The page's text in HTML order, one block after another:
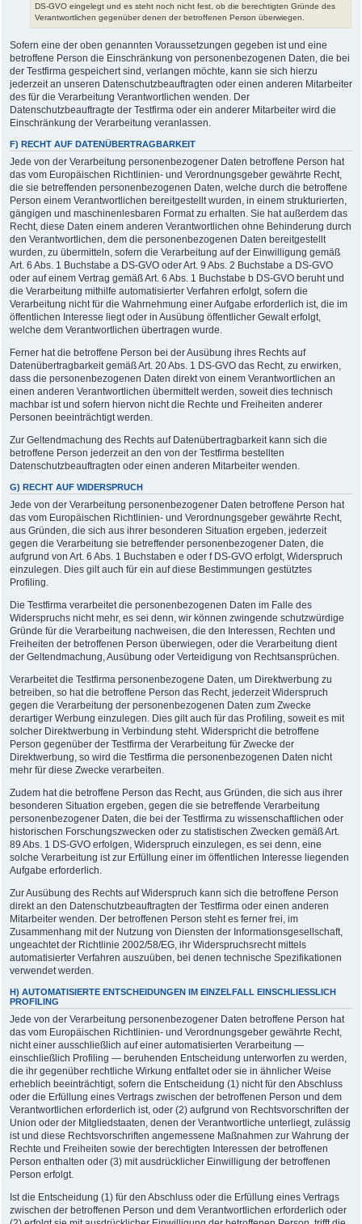
DS-GVO eingelegt und es steht noch nicht fest, ob die berechtigten Gründe des
Verantwortlichen gegenüber denen der betroffenen Person überwiegen.
Sofern eine der oben genannten Voraussetzungen gegeben ist und eine
betroffene Person die Einschränkung von personenbezogenen Daten, die bei
der Testfirma gespeichert sind, verlangen möchte, kann sie sich hierzu
jederzeit an unseren Datenschutzbeauftragten oder einen anderen Mitarbeiter
des für die Verarbeitung Verantwortlichen wenden. Der
Datenschutzbeauftragte der Testfirma oder ein anderer Mitarbeiter wird die
Einschränkung der Verarbeitung veranlassen.
F) RECHT AUF DATENÜBERTRAGBARKEIT
Jede von der Verarbeitung personenbezogener Daten betroffene Person hat
das vom Europäischen Richtlinien- und Verordnungsgeber gewährte Recht,
die sie betreffenden personenbezogenen Daten, welche durch die betroffene
Person einem Verantwortlichen bereitgestellt wurden, in einem strukturierten,
gängigen und maschinenlesbaren Format zu erhalten. Sie hat außerdem das
Recht, diese Daten einem anderen Verantwortlichen ohne Behinderung durch
den Verantwortlichen, dem die personenbezogenen Daten bereitgestellt
wurden, zu übermitteln, sofern die Verarbeitung auf der Einwilligung gemäß
Art. 6 Abs. 1 Buchstabe a DS-GVO oder Art. 9 Abs. 2 Buchstabe a DS-GVO
oder auf einem Vertrag gemäß Art. 6 Abs. 1 Buchstabe b DS-GVO beruht und
die Verarbeitung mithilfe automatisierter Verfahren erfolgt, sofern die
Verarbeitung nicht für die Wahrnehmung einer Aufgabe erforderlich ist, die im
öffentlichen Interesse liegt oder in Ausübung öffentlicher Gewalt erfolgt,
welche dem Verantwortlichen übertragen wurde.
Ferner hat die betroffene Person bei der Ausübung ihres Rechts auf
Datenübertragbarkeit gemäß Art. 20 Abs. 1 DS-GVO das Recht, zu erwirken,
dass die personenbezogenen Daten direkt von einem Verantwortlichen an
einen anderen Verantwortlichen übermittelt werden, soweit dies technisch
machbar ist und sofern hiervon nicht die Rechte und Freiheiten anderer
Personen beeinträchtigt werden.
Zur Geltendmachung des Rechts auf Datenübertragbarkeit kann sich die
betroffene Person jederzeit an den von der Testfirma bestellten
Datenschutzbeauftragten oder einen anderen Mitarbeiter wenden.
G) RECHT AUF WIDERSPRUCH
Jede von der Verarbeitung personenbezogener Daten betroffene Person hat
das vom Europäischen Richtlinien- und Verordnungsgeber gewährte Recht,
aus Gründen, die sich aus ihrer besonderen Situation ergeben, jederzeit
gegen die Verarbeitung sie betreffender personenbezogener Daten, die
aufgrund von Art. 6 Abs. 1 Buchstaben e oder f DS-GVO erfolgt, Widerspruch
einzulegen. Dies gilt auch für ein auf diese Bestimmungen gestütztes
Profiling.
Die Testfirma verarbeitet die personenbezogenen Daten im Falle des
Widerspruchs nicht mehr, es sei denn, wir können zwingende schutzwürdige
Gründe für die Verarbeitung nachweisen, die den Interessen, Rechten und
Freiheiten der betroffenen Person überwiegen, oder die Verarbeitung dient
der Geltendmachung, Ausübung oder Verteidigung von Rechtsansprüchen.
Verarbeitet die Testfirma personenbezogene Daten, um Direktwerbung zu
betreiben, so hat die betroffene Person das Recht, jederzeit Widerspruch
gegen die Verarbeitung der personenbezogenen Daten zum Zwecke
derartiger Werbung einzulegen. Dies gilt auch für das Profiling, soweit es mit
solcher Direktwerbung in Verbindung steht. Widerspricht die betroffene
Person gegenüber der Testfirma der Verarbeitung für Zwecke der
Direktwerbung, so wird die Testfirma die personenbezogenen Daten nicht
mehr für diese Zwecke verarbeiten.
Zudem hat die betroffene Person das Recht, aus Gründen, die sich aus ihrer
besonderen Situation ergeben, gegen die sie betreffende Verarbeitung
personenbezogener Daten, die bei der Testfirma zu wissenschaftlichen oder
historischen Forschungszwecken oder zu statistischen Zwecken gemäß Art.
89 Abs. 1 DS-GVO erfolgen, Widerspruch einzulegen, es sei denn, eine
solche Verarbeitung ist zur Erfüllung einer im öffentlichen Interesse liegenden
Aufgabe erforderlich.
Zur Ausübung des Rechts auf Widerspruch kann sich die betroffene Person
direkt an den Datenschutzbeauftragten der Testfirma oder einen anderen
Mitarbeiter wenden. Der betroffenen Person steht es ferner frei, im
Zusammenhang mit der Nutzung von Diensten der Informationsgesellschaft,
ungeachtet der Richtlinie 2002/58/EG, ihr Widerspruchsrecht mittels
automatisierter Verfahren auszuüben, bei denen technische Spezifikationen
verwendet werden.
H) AUTOMATISIERTE ENTSCHEIDUNGEN IM EINZELFALL EINSCHLIESSLICH P
ROFILING
Jede von der Verarbeitung personenbezogener Daten betroffene Person hat
das vom Europäischen Richtlinien- und Verordnungsgeber gewährte Recht,
nicht einer ausschließlich auf einer automatisierten Verarbeitung —
einschließlich Profiling — beruhenden Entscheidung unterworfen zu werden,
die ihr gegenüber rechtliche Wirkung entfaltet oder sie in ähnlicher Weise
erheblich beeinträchtigt, sofern die Entscheidung (1) nicht für den Abschluss
oder die Erfüllung eines Vertrags zwischen der betroffenen Person und dem
Verantwortlichen erforderlich ist, oder (2) aufgrund von Rechtsvorschriften der
Union oder der Mitgliedstaaten, denen der Verantwortliche unterliegt, zulässig
ist und diese Rechtsvorschriften angemessene Maßnahmen zur Wahrung der
Rechte und Freiheiten sowie der berechtigten Interessen der betroffenen
Person enthalten oder (3) mit ausdrücklicher Einwilligung der betroffenen
Person erfolgt.
Ist die Entscheidung (1) für den Abschluss oder die Erfüllung eines Vertrags
zwischen der betroffenen Person und dem Verantwortlichen erforderlich oder